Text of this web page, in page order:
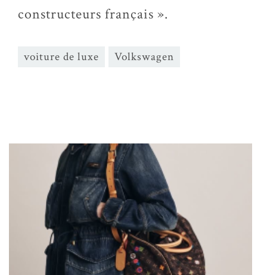
constructeurs français ».
voiture de luxe Volkswagen